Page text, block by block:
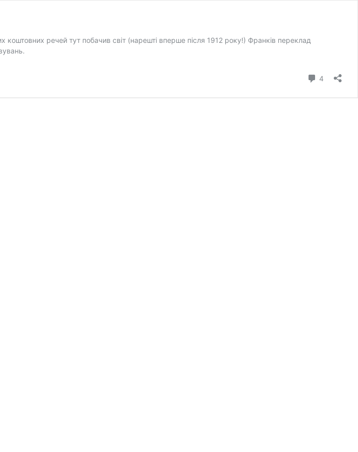
речей тут побачив світ (нарешті вперше після 1912 року!) Франків переклад
4 коментарі